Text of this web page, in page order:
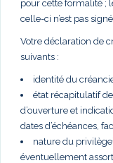
pour cette formalité ;
celle-ci n’est pas
Votre déclaration de
suivants :
identité du
état récapitulatif
d’ouverture et
dates d’échéances,
nature du
éventuellement